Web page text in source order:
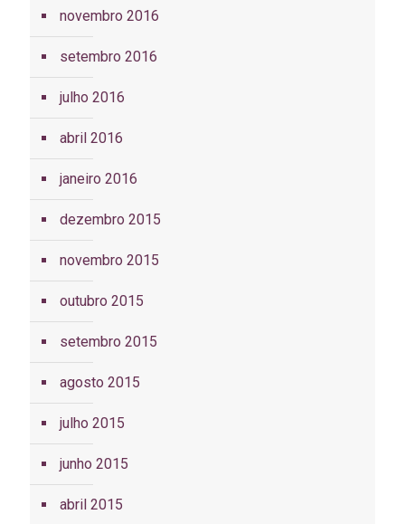
novembro 2016
setembro 2016
julho 2016
abril 2016
janeiro 2016
dezembro 2015
novembro 2015
outubro 2015
setembro 2015
agosto 2015
julho 2015
junho 2015
abril 2015